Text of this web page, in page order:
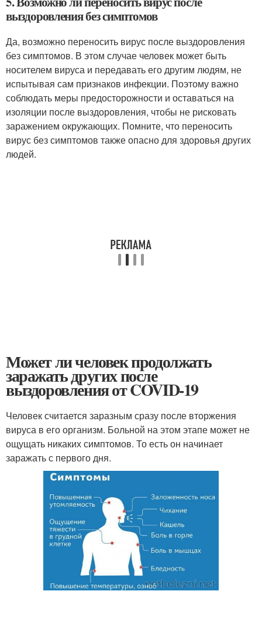
выздоровления без симптомов
Да, возможно переносить вирус после выздоровления
без симптомов. В этом случае человек может быть
носителем вируса и передавать его другим людям, не
испытывая сам признаков инфекции. Поэтому важно
соблюдать меры предосторожности и оставаться на
изоляции после выздоровления, чтобы не рисковать
заражением окружающих. Помните, что переносить
вирус без симптомов также опасно для здоровья других
людей.
Может ли человек продолжать
заражать других после
выздоровления от COVID-19
Человек считается заразным сразу после вторжения
вируса в его организм. Больной на этом этапе может не
ощущать никаких симптомов. То есть он начинает
заражать с первого дня.